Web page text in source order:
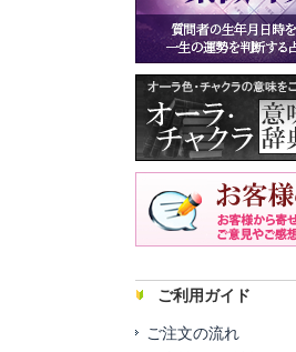
ご利用ガイド
ご注文の流れ